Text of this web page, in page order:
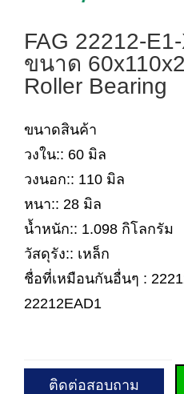
FAG 22212-
ขนาด
Roller Bearing
ขนาดสินค้า
วงใน:: 60 มิล
วงนอก:: 110 มิล
หนา:: 28 มิล
น้ำหนัก:: 1.098 กิโลกรัม
วัสดุรัง:: เหล็ก
ชื่อที่เหมือนกันอื่นๆ :
22212EAD1
ติดต่อสอบถาม